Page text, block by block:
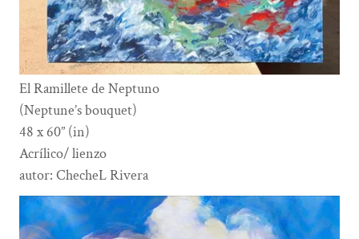
El Ramillete de Neptuno
(Neptune’s bouquet)
48 x 60” (in)
Acrílico/ lienzo
autor: ChecheL Rivera